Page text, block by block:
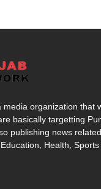
media organization that
basically targetting
publishing news
Health, Sports